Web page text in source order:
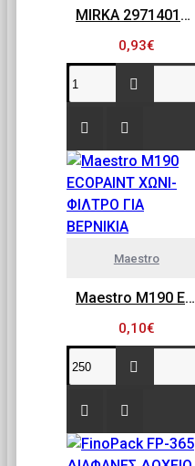
MIRKA 2971401080 GOLD FLEX SOFT, ΠΕΤΣΕΤΑΚΙΑ ΛΕΙΑΝΣΗΣ 115MM X 140 MM (10ΤΕΜ), P80
0,93€
Maestro
Maestro M190 ECOPAINT ΧΩΝΙ-ΦΙΛΤΡΟ ΓΙΑ ΒΕΡΝΙΚΙΑ
0,10€